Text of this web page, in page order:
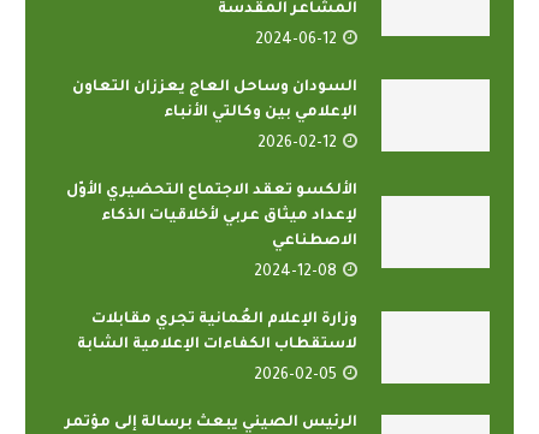
المشاعر المقدسة
2024-06-12
السودان وساحل العاج يعززان التعاون
الإعلامي بين وكالتي الأنباء
2026-02-12
الألكسو تعقد الاجتماع التحضيري الأوّل
لإعداد ميثاق عربي لأخلاقيات الذكاء
الاصطناعي
2024-12-08
وزارة الإعلام العُمانية تجري مقابلات
لاستقطاب الكفاءات الإعلامية الشابة
2026-02-05
الرئيس الصيني يبعث برسالة إلى مؤتمر